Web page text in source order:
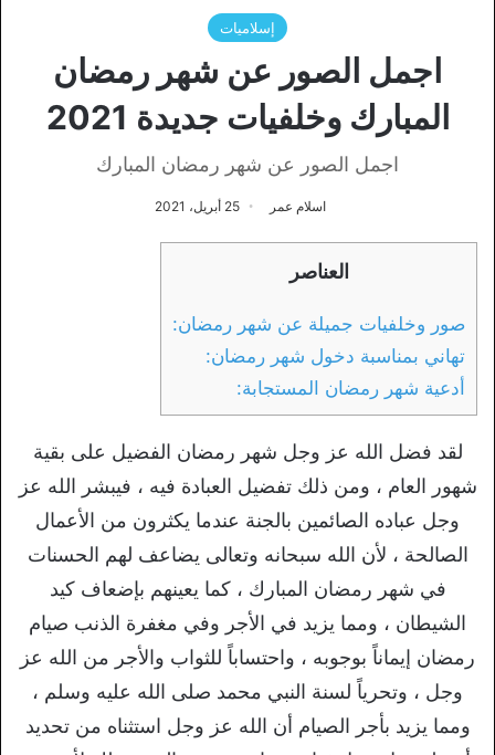
إسلاميات
اجمل الصور عن شهر رمضان
المبارك وخلفيات جديدة 2021
اجمل الصور عن شهر رمضان المبارك
اسلام عمر 25 أبريل، 2021
العناصر
صور وخلفيات جميلة عن شهر رمضان:
تهاني بمناسبة دخول شهر رمضان:
أدعية شهر رمضان المستجابة:
لقد فضل الله عز وجل شهر رمضان الفضيل على بقية
شهور العام ، ومن ذلك تفضيل العبادة فيه ، فيبشر الله عز
وجل عباده الصائمين بالجنة عندما يكثرون من الأعمال
الصالحة ، لأن الله سبحانه وتعالى يضاعف لهم الحسنات
في شهر رمضان المبارك ، كما يعينهم بإضعاف كيد
الشيطان ، ومما يزيد في الأجر وفي مغفرة الذنب صيام
رمضان إيماناً بوجوبه ، واحتساباً للثواب والأجر من الله عز
وجل ، وتحرياً لسنة النبي محمد صلى الله عليه وسلم ،
ومما يزيد بأجر الصيام أن الله عز وجل استثناه من تحديد